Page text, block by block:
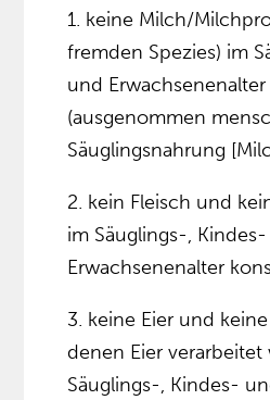
1. keine Milch/
fremden Spezies) im
und
(ausgenommen
Säuglingsnahrung
2. kein Fleisch und
im Säuglings-,
Erwachsenenalter
3. keine Eier und
denen Eier
Säuglings-, Kindes-